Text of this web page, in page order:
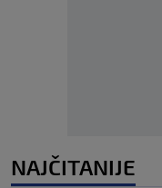
NAJČITANIJE